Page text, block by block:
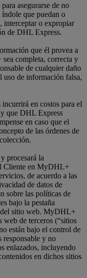
asegurarse de no
que puedan o
interceptar o expropiar
de DHL Express.
que él provea a
completa, correcta y
de cualquier daño
uso de información falsa,
en costos para el
que DHL Express
en caso que el
de las órdenes de
procesará la
Cliente en MyDHL+
de acuerdo a las
de datos de
sobre las políticas de
bajo la pestaña
del sitio web. MyDHL+
web de terceros (“sitios
están bajo el control de
y no
enlazados, incluyendo
en dichos sitios